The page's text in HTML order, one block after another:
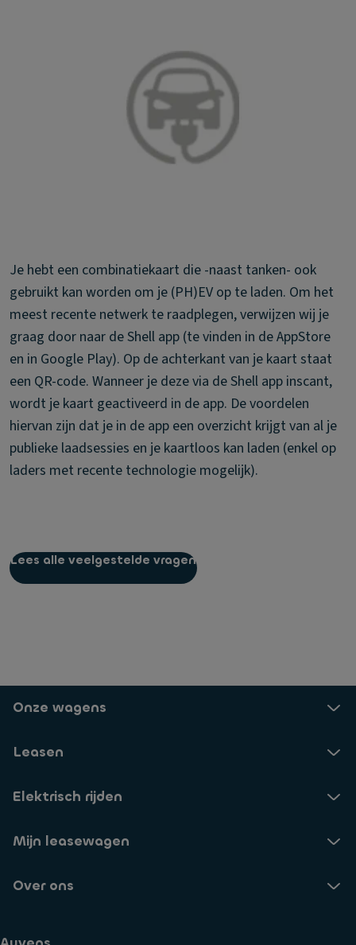
Je hebt een combinatiekaart die -naast tanken- ook
gebruikt kan worden om je (PH)EV op te laden. Om het
meest recente netwerk te raadplegen, verwijzen wij je
graag door naar de Shell app (te vinden in de AppStore
en in Google Play). Op de achterkant van je kaart staat
een QR-code. Wanneer je deze via de Shell app inscant,
wordt je kaart geactiveerd in de app. De voordelen
hiervan zijn dat je in de app een overzicht krijgt van al je
publieke laadsessies en je kaartloos kan laden (enkel op
laders met recente technologie mogelijk).
Lees alle veelgestelde vragen
Onze wagens
Leasen
Elektrisch rijden
Mijn leasewagen
Over ons